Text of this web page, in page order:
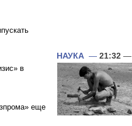
в
еще
НАУКА — 21:32 —